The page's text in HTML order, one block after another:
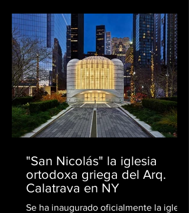
"San Nicolás" la iglesia
ortodoxa griega del Arq.
Calatrava en NY
Se ha inaugurado oficialmente la iglesia